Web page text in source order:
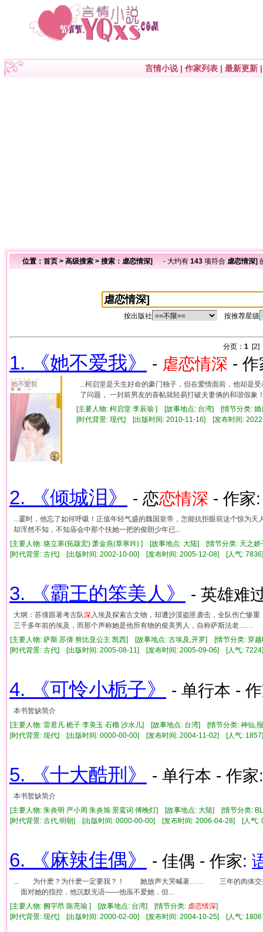
言情小说| 作家列表 | 最新更新
位置： 首页 > 高级搜索 > 搜索：虐恋情深] - 大约有 143 项符合 虐恋情深]
按出版社 按推荐星级
分页： 1 [2]
1. 《她不爱我》 - 虐恋情深 -
...柯启堂是天生好命的豪门独子，但在爱情面前，他却是
了问题， 一封前男友的喜帖就轻易打破夫妻俩的和谐假象
[主要人物: 柯启堂 李辰瑜 ] [故事地点: 台湾] [情节分类: 婚
[时代背景: 现代] [出版时间: 2010-11-16] [发布时间:
2. 《倾城泪》 - 恋恋情深 - 作
...霎时，他忘了如何呼吸！正值年轻气盛的魏国皇帝，怎能抗拒眼前这个惊为
却浑然不知，不知庙会中那个扶她一把的俊朗少年已...
[主要人物: 骆立寒(拓跋宏) 萧金燕(章寒吟) ] [故事地点: 大陆] [情节分类: 天之娇
[时代背景: 古代] [出版时间: 2002-10-00] [发布时间: 2005-12-08] [人气:
3. 《霸王的笨美人》 - 英雄难
大纲：苏倩跟著考古队深 入埃及探索古文物，却遭沙漠盗匪袭击，全队伤亡惨
三千多年前的埃及，而那个声称她是他所有物的俊美男人，自称萨斯法老……
[主要人物: 萨斯 苏倩 努比亚公主 凯西] [故事地点: 古埃及,开罗] [情节分类: 穿越
[时代背景: 古代] [出版时间: 2005-08-11] [发布时间: 2005-09-06] [人气:
4. 《可怜小栀子》 - 单行本 -
本书暂缺简介
[主要人物: 雷君凡 栀子 李美玉 石榴 沙水儿] [故事地点: 台湾] [情节分类: 神仙,
[时代背景: 现代] [出版时间: 0000-00-00] [发布时间: 2004-11-02] [人气:
5. 《十大酷刑》 - 单行本 - 作
本书暂缺简介
[主要人物: 朱炎明 严小周 朱炎旭 景鸾词 傅晚灯] [故事地点: 大陆] [情节分类:
[时代背景: 古代,明朝] [出版时间: 0000-00-00] [发布时间: 2006-04-28] [人气
6. 《麻辣佳偶》 - 佳偶 - 作家:
... 为什麽？为什麽一定要我？！ 她放声大哭喊著…… 三年的肉体交
面对她的指控．他沉默无语——他虽不爱她．但...
[主要人物: 阙宇昂 陈亮瑜 ] [故事地点: 台湾] [情节分类: 虐恋情深]
[时代背景: 现代] [出版时间: 2000-02-00] [发布时间: 2004-10-25] [人气: